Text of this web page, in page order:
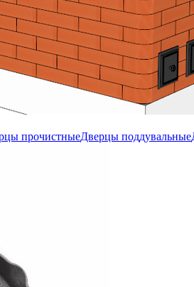
прочистныеДверцы поддувальные